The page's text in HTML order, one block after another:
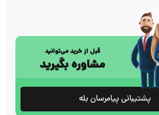
قبل از خرید می‌توانید
مشاوره بگیرید
پشتیبانی پیامرسان بله